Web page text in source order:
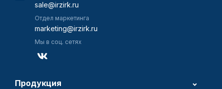
sale@irzirk.ru
Отдел маркетинга
marketing@irzirk.ru
Мы в соц. сетях
Продукция